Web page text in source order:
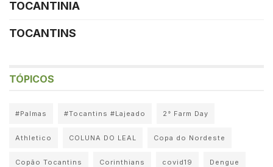
TOCANTINIA
TOCANTINS
TÓPICOS
#Palmas #Tocantins #Lajeado 2° Farm Day
Athletico COLUNA DO LEAL Copa do Nordeste
Copão Tocantins Corinthians covid19 Dengue